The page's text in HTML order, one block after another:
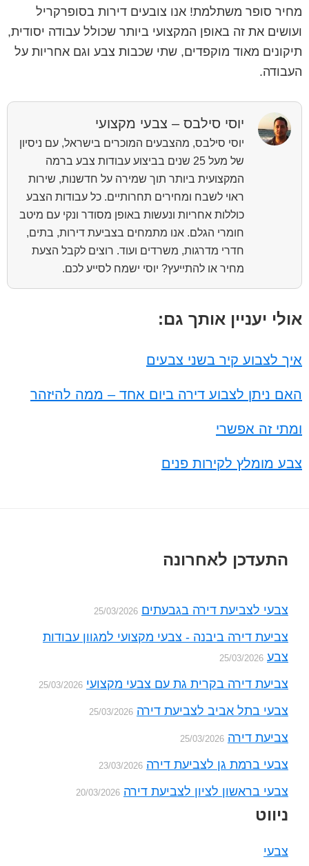
מחיר סופר משתלמת! אנו צובעים דירות בסופרקריל
ועושים את זה באופן המקצועי ביותר שכולל עבודה יסודית,
תיקונים מאוד מוקפדים, שתי שכבות צבע וגם אחריות על
העבודה.
יוסי סילבס – צבעי מקצועי
יוסי סילבס, מהצבעים המוכרים בישראל, עם ניסיון
של מעל 25 שנים בביצוע עבודות צבע ברמה
המקצועית ביותר תוך שמירה על חדשנות, שירות
ראוי לשבח ומחירים תחרותיים. כל עבודות הצבע
כוללות אחריות ונעשות באופן מסודר ונקי עם מיטב
חומרי הגלם. אנו מתמחים בצביעת דירות, בתים,
חדרי מדרגות, משרדים ועוד. רוצים לקבל הצעת
מחיר או להתייעץ? יוסי ישמח לסייע לכם.
אולי יעניין אותך גם:
איך לצבוע קיר בשני צבעים
האם ניתן לצבוע דירה ביום אחד – ממה להיזהר
ומתי זה אפשרי
צבע מומלץ לקירות פנים
Footer
התעדכן לאחרונה
צבעי לצביעת דירה בגבעתים 25/03/2026
צביעת דירה ביבנה - צבעי מקצועי למגוון עבודות
צבע 25/03/2026
צביעת דירה בקרית גת עם צבעי מקצועי 25/03/2026
צבעי בתל אביב לצביעת דירה 25/03/2026
צביעת דירה 25/03/2026
צבעי ברמת גן לצביעת דירה 23/03/2026
צבעי בראשון לציון לצביעת דירה 20/03/2026
ניווט
צבעי